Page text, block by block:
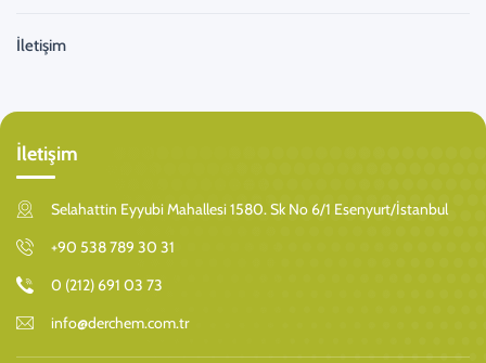
İletişim
İletişim
Selahattin Eyyubi Mahallesi 1580. Sk No 6/1 Esenyurt/İstanbul
+90 538 789 30 31
0 (212) 691 03 73
info@derchem.com.tr